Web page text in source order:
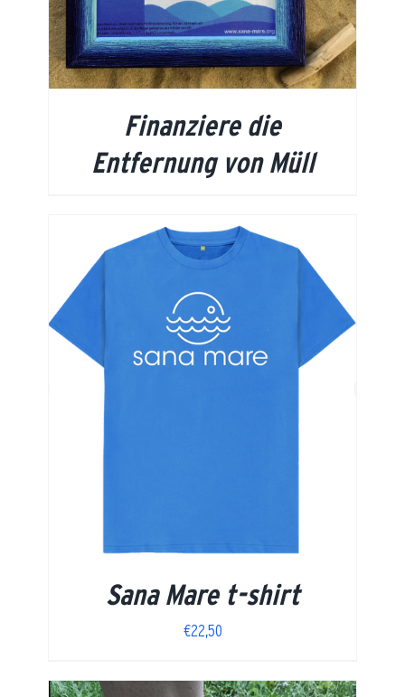
Finanziere die
Entfernung von Müll
Sana Mare t-shirt
€22,50